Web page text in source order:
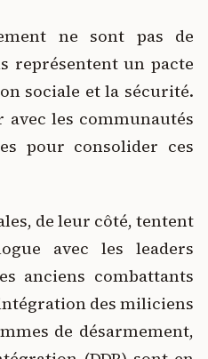
ne sont pas de
représentent un pacte
sociale et la sécurité.
les communautés
pour consolider ces
de leur côté, tentent
avec les leaders
anciens combattants
des miliciens
de désarmement,